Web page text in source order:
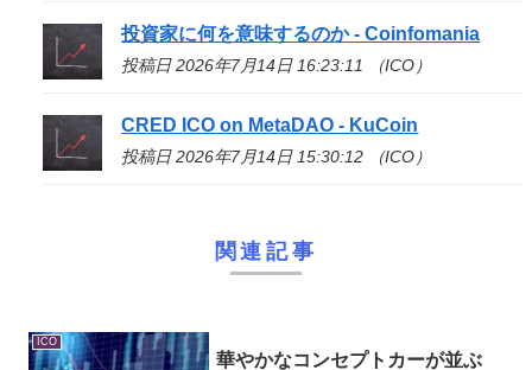
投資家に何を意味するのか - Coinfomania
投稿日 2026年7月14日 16:23:11 （ICO）
CRED ICO on MetaDAO - KuCoin
投稿日 2026年7月14日 15:30:12 （ICO）
関連記事
ICO
華やかなコンセプトカーが並ぶ